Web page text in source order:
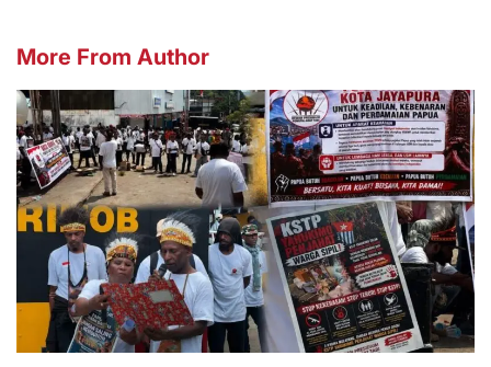
More From Author